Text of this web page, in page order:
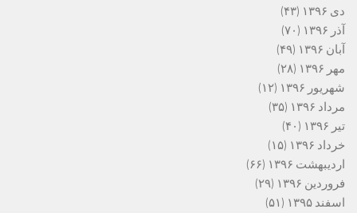
دی ۱۳۹۶
(۴۳)
آذر ۱۳۹۶
(۷۰)
آبان ۱۳۹۶
(۴۹)
مهر ۱۳۹۶
(۲۸)
شهریور ۱۳۹۶
(۱۲)
مرداد ۱۳۹۶
(۳۵)
تیر ۱۳۹۶
(۴۰)
خرداد ۱۳۹۶
(۱۵)
اردیبهشت ۱۳۹۶
(۶۶)
فروردین ۱۳۹۶
(۲۹)
اسفند ۱۳۹۵
(۵۱)